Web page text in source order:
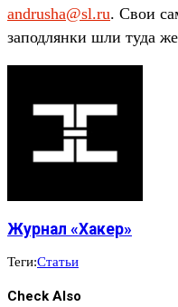
andrusha@sl.ru. Свои
заподлянки шли туда
Журнал «Хакер»
Теги:Статьи
Check Also